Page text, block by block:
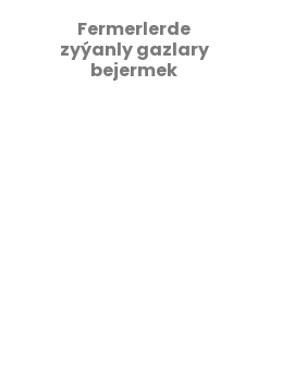
Fermerlerde
zyýanly gazlary
bejermek